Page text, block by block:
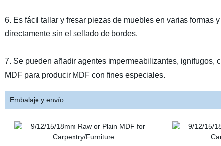
6. Es fácil tallar y fresar piezas de muebles en varias formas
directamente sin el sellado de bordes.
7. Se pueden añadir agentes impermeabilizantes, ignífugos,
MDF para producir MDF con fines especiales.
Embalaje y envío